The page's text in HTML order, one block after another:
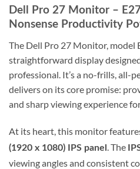
Dell Pro 27 Monitor –
Nonsense Productivity
The Dell Pro 27 Monitor, model
straightforward display
professional. It’s a no-frills, all-
delivers on its core promise:
and sharp viewing experience
At its heart, this monitor
(1920 x 1080) IPS panel
. The
viewing angles and consistent